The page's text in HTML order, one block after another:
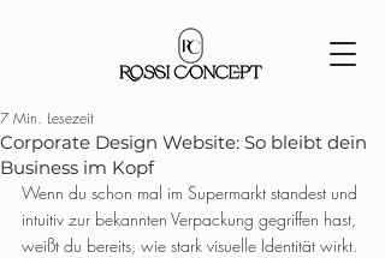
Corporate Design Website: So bleibt dein
Business im Kopf
7 Min. Lesezeit
Wenn du schon mal im Supermarkt standest und
intuitiv zur bekannten Verpackung gegriffen hast,
weißt du bereits, wie stark visuelle Identität wirkt.